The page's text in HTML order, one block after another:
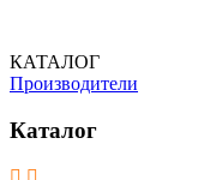
КАТАЛОГ
Производители
Каталог